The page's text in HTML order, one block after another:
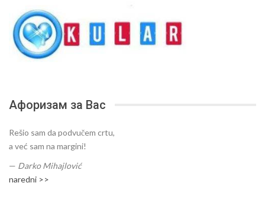
Афоризам за Вас
Rešio sam da podvučem crtu,
a već sam na margini!
— Darko Mihajlović
naredni >>